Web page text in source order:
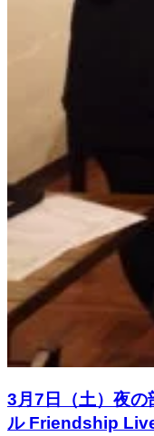
3月7日（土）夜の
ル Friendship